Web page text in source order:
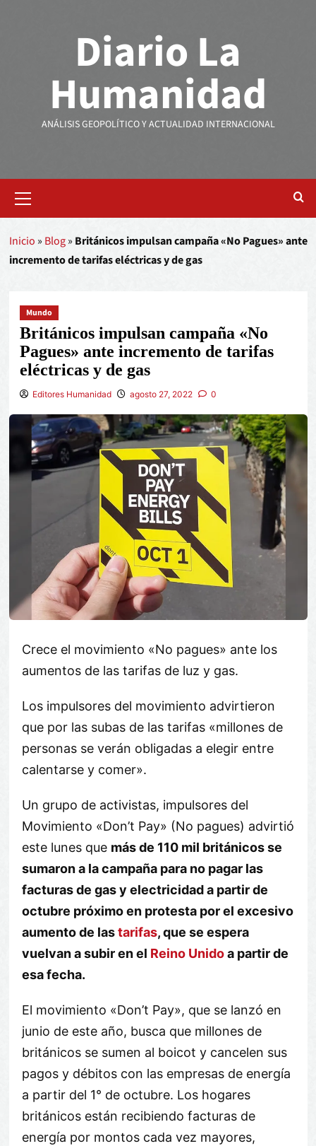
Diario La
Humanidad
ANÁLISIS GEOPOLÍTICO Y ACTUALIDAD INTERNACIONAL
Inicio » Blog» Británicos impulsan campaña «No Pagues» ante
incremento de tarifas eléctricas y de gas
Mundo
Británicos impulsan campaña «No
Pagues» ante incremento de tarifas
eléctricas y de gas
Editores Humanidad agosto 27, 2022 0
Crece el movimiento «No pagues» ante los
aumentos de las tarifas de luz y gas.
Los impulsores del movimiento advirtieron
que por las subas de las tarifas «millones de
personas se verán obligadas a elegir entre
calentarse y comer».
Un grupo de activistas, impulsores del
Movimiento «Don’t Pay» (No pagues) advirtió
este lunes que más de 110 mil británicos se
sumaron a la campaña para no pagar las
facturas de gas y electricidad a partir de
octubre próximo en protesta por el excesivo
aumento de lastarifas, que se espera
vuelvan a subir en el Reino Unidoa partir de
esa fecha.
El movimiento «Don’t Pay», que se lanzó en
junio de este año, busca que millones de
británicos se sumen al boicot y cancelen sus
pagos y débitos con las empresas de energía
a partir del 1° de octubre. Los hogares
británicos están recibiendo facturas de
energía por montos cada vez mayores,